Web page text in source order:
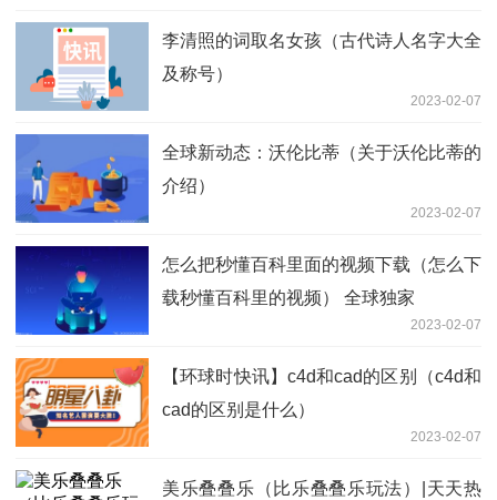
李清照的词取名女孩（古代诗人名字大全
及称号）
2023-02-07
全球新动态：沃伦比蒂（关于沃伦比蒂的
介绍）
2023-02-07
怎么把秒懂百科里面的视频下载（怎么下
载秒懂百科里的视频） 全球独家
2023-02-07
【环球时快讯】c4d和cad的区别（c4d和
cad的区别是什么）
2023-02-07
美乐叠叠乐（比乐叠叠乐玩法）|天天热